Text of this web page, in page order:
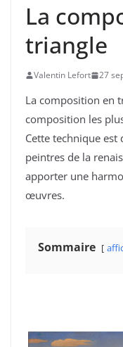
La
triangle
Valentin Lefort 27
La composition en
composition les
Cette technique
peintres de la
apporter une
œuvres.
Sommaire